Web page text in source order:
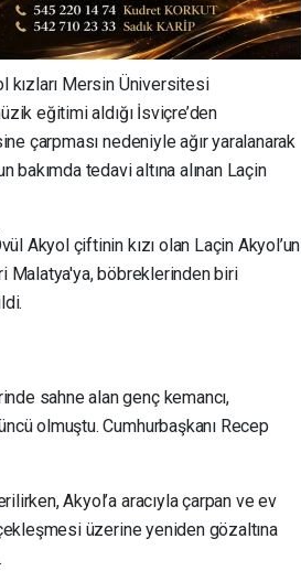
kızları Mersin Üniversitesi
eğitimi aldığı İsviçre’den
çarpması nedeniyle ağır yaralanarak
bakımda tedavi altına alınan Laçin
Akyol çiftinin kızı olan Laçin Akyol’un
Malatya'ya, böbreklerinden biri
sahne alan genç kemancı,
olmuştu. Cumhurbaşkanı Recep
Akyol’a aracıyla çarpan ve ev
üzerine yeniden gözaltına